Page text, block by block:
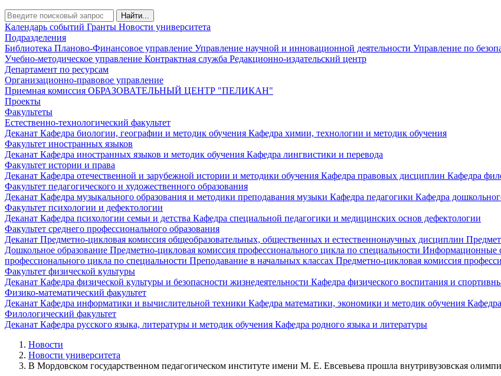
Найти...
Календарь событий Гранты Новости университета
Подразделения
Библиотека Планово-Финансовое управление Управление научной и инновационной деятельности Управление по
Учебно-методическое управление Контрактная служба Редакционно-издательский центр
Департамент по ресурсам
Организационно-правовое управление
Приемная комиссия ОБРАЗОВАТЕЛЬНЫЙ ЦЕНТР "ПЕЛИКАН"
Проекты
Факультеты
Естественно-технологический факультет
Деканат Кафедра биологии, географии и методик обучения Кафедра химии, технологии и методик обучения
Факультет иностранных языков
Деканат Кафедра иностранных языков и методик обучения Кафедра лингвистики и перевода
Факультет истории и права
Деканат Кафедра отечественной и зарубежной истории и методики обучения Кафедра правовых дисциплин Кафедра
Факультет педагогического и художественного образования
Деканат Кафедра музыкального образования и методики преподавания музыки Кафедра педагогики Кафедра
Факультет психологии и дефектологии
Деканат Кафедра психологии семьи и детства Кафедра специальной педагогики и медицинских основ дефектологии
Факультет среднего профессионального образования
Деканат Предметно-цикловая комиссия общеобразовательных, общественных и естественнонаучных дисциплин
Дошкольное образование Предметно-цикловая комиссия профессионального цикла по специальности
профессионального цикла по специальности Преподавание в начальных классах Предметно-цикловая комиссия
Факультет физической культуры
Деканат Кафедра физической культуры и безопасности жизнедеятельности Кафедра физического воспитания и
Физико-математический факультет
Деканат Кафедра информатики и вычислительной техники Кафедра математики, экономики и методик обучения
Филологический факультет
Деканат Кафедра русского языка, литературы и методик обучения Кафедра родного языка и литературы
Новости
Новости университета
В Мордовском государственном педагогическом институте имени М. Е. Евсевьева прошла внутривузовская